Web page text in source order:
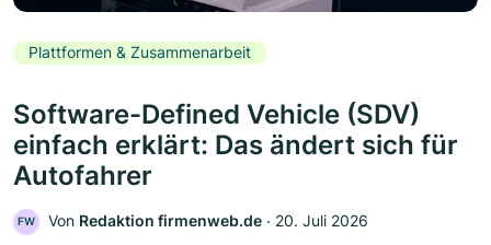
Plattformen & Zusammenarbeit
Software-Defined Vehicle (SDV)
einfach erklärt: Das ändert sich für
Autofahrer
FW Von Redaktion firmenweb.de ‧ 20. Juli 2026